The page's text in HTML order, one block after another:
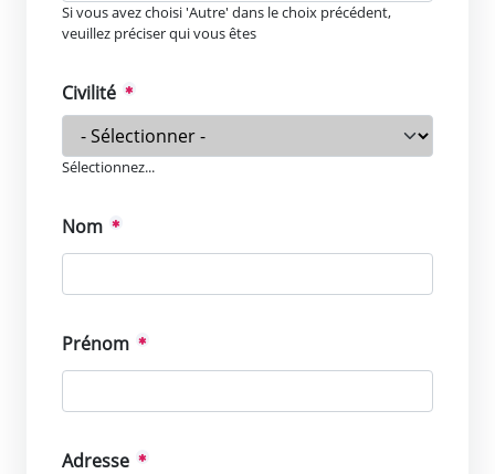
Si vous avez choisi 'Autre' dans le choix précédent,
veuillez préciser qui vous êtes
Civilité
Sélectionnez...
Nom
Prénom
Adresse